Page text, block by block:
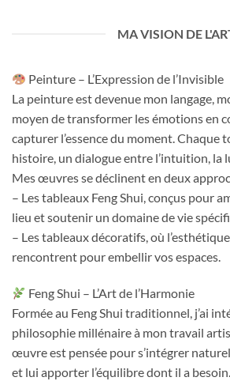
MA VISION DE
Peinture – L’Expression de l’Invisible
La peinture est devenue mon langage,
moyen de transformer les émotions en
capturer l’essence du moment. Chaque
histoire, un dialogue entre l’intuition, la
Mes œuvres se déclinent en deux
– Les tableaux Feng Shui, conçus pour
lieu et soutenir un domaine de vie
– Les tableaux décoratifs, où
rencontrent pour embellir vos espaces.
Feng Shui – L’Art de l’Harmonie
Formée au Feng Shui traditionnel, j’ai
philosophie millénaire à mon travail
œuvre est pensée pour s’intégrer
et lui apporter l’équilibre dont il a